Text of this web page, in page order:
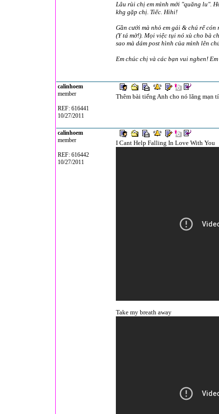
Lâu rùi chị em mình mới "quăng lu".
khg gặp chị. Tiếc. Hihi!
Gần cưới mà nhỏ em gái & chú rể
(Y tá mờ!). Mọi việc tụi nó xù cho bà
sao mà dám post hình của mình lên
Em chúc chị và các bạn vui nghen!
calinhoem
member
REF: 616441
10/27/2011
Thêm bài tiếng Anh cho nó lãng mạn
calinhoem
member
REF: 616442
10/27/2011
I Cant Help Falling In Love With You
Take my breath away